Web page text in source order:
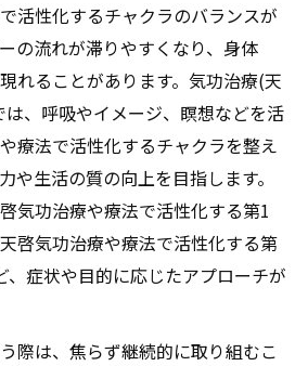
活性化するチャクラのバランスが
の流れが滞りやすくなり、身体
れることがあります。気功治療(天
、呼吸やイメージ、瞑想などを活
療法で活性化するチャクラを整え
や生活の質の向上を目指します。
気功治療や療法で活性化する第1
啓気功治療や療法で活性化する第
、症状や目的に応じたアプローチが
際は、焦らず継続的に取り組むこ